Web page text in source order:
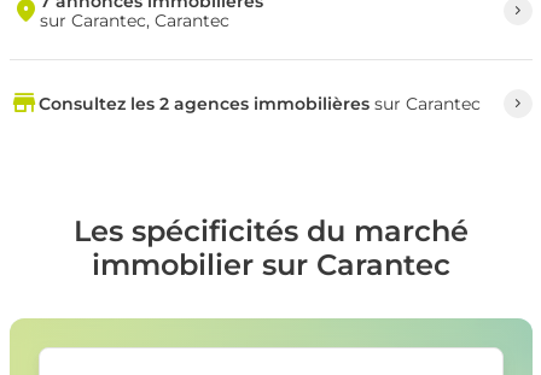
sur Carantec, Carantec
Consultez les 2 agences immobilièressur Carantec
Les spécificités du marché
immobilier sur Carantec